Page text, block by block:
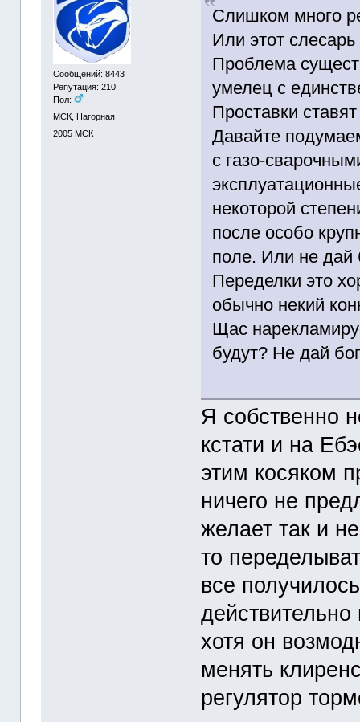
Сообщений: 8443
Репутация: 210
Пол:
МСК, Нагорная
2005 МСК
Слишком много
Или этот
Проблема
умелец с
Проставки
Давайте
с газо-
некоторой
после особо
поле. Или не дай
Переделки это
обычно некий
Щас
будут? Не дай
Я собственно
кстати и на
этим косяком
ничего не
желает так и
то
все
действительно
хотя он
менять
регулятор